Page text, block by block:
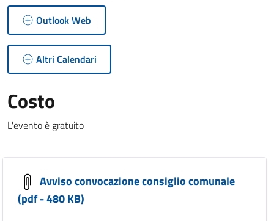
Outlook Web
Altri Calendari
Costo
L'evento è gratuito
Avviso convocazione consiglio comunale
(pdf - 480 KB)